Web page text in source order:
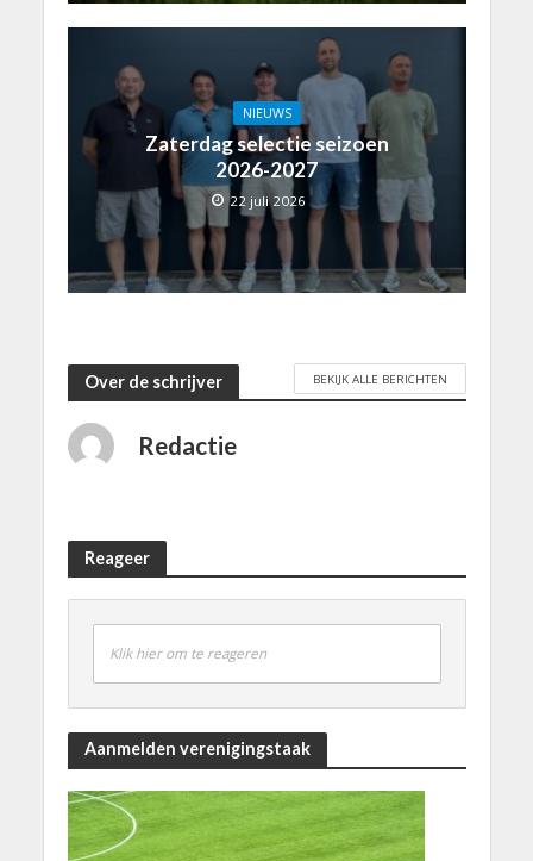
NIEUWS
Zaterdag selectie seizoen
2026-2027
22 juli 2026
Over de schrijver BEKIJK ALLE BERICHTEN
Redactie
Reageer
Klik hier om te reageren
Aanmelden verenigingstaak